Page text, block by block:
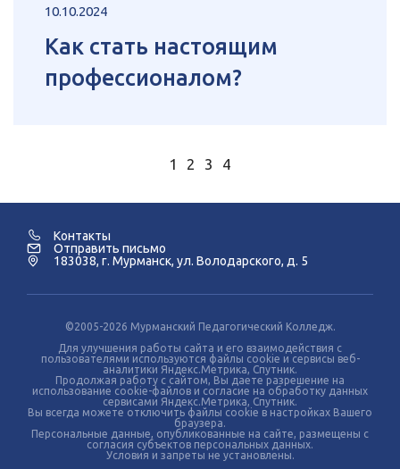
10.10.2024
Как стать настоящим
профессионалом?
1 2 3 4
Контакты
Отправить письмо
183038, г. Мурманск, ул. Володарского, д. 5
©2005-2026 Мурманский Педагогический Колледж.
Для улучшения работы сайта и его взаимодействия с
пользователями используются файлы cookie и сервисы веб-
аналитики Яндекс.Метрика, Спутник.
Продолжая работу с сайтом, Вы даете разрешение на
использование cookie-файлов и согласие на обработку данных
сервисами Яндекс.Метрика, Спутник.
Вы всегда можете отключить файлы cookie в настройках Вашего
браузера.
Персональные данные, опубликованные на сайте, размещены с
согласия субъектов персональных данных.
Условия и запреты не установлены.